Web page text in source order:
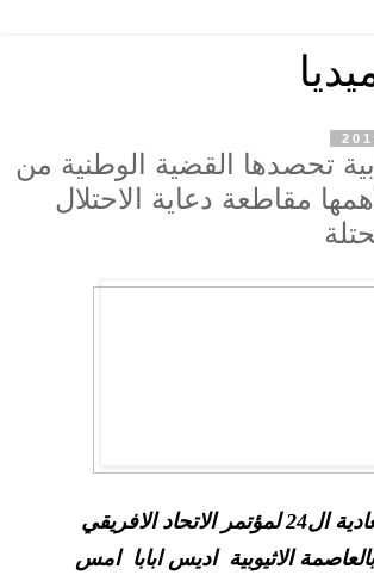
تحصدها القضية الوطنية من
مقاطعة دعاية الاحتلال
اختتمت الدورة العادية ال24 لمؤتمر الاتحاد الافريقي
الاثيوبية اديس ابابا امس